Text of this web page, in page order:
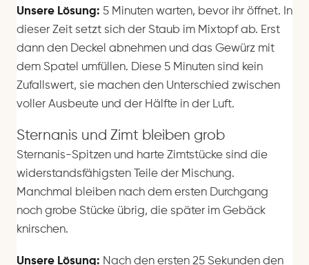
Unsere Lösung: 5 Minuten warten, bevor ihr öffnet. In
dieser Zeit setzt sich der Staub im Mixtopf ab. Erst
dann den Deckel abnehmen und das Gewürz mit
dem Spatel umfüllen. Diese 5 Minuten sind kein
Zufallswert, sie machen den Unterschied zwischen
voller Ausbeute und der Hälfte in der Luft.
Sternanis und Zimt bleiben grob
Sternanis-Spitzen und harte Zimtstücke sind die
widerstandsfähigsten Teile der Mischung.
Manchmal bleiben nach dem ersten Durchgang
noch grobe Stücke übrig, die später im Gebäck
knirschen.
Unsere Lösung: Nach den ersten 25 Sekunden den